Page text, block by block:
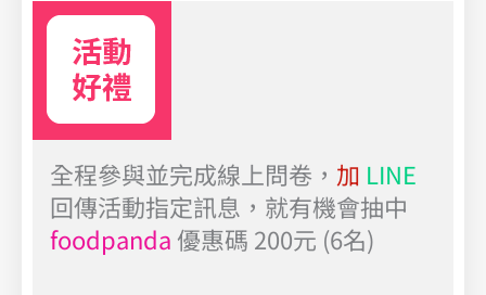
全程參與並完成線上問卷， 加 LINE
回傳活動指定訊息，就有機會抽中
foodpanda 優惠碼 200元 (6名)